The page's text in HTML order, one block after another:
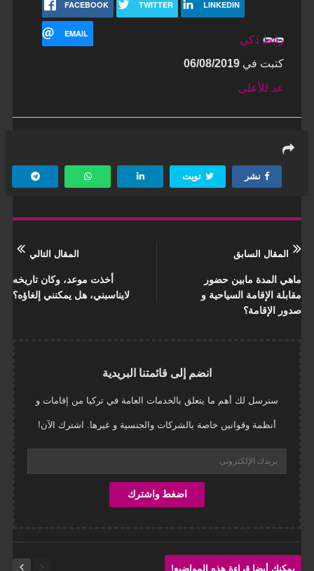
FACEBOOK TWITTER LINKEDIN
EMAIL
رابط ذكي
كتبت في 06/08/2019
عد للأعلى
نشر تويت
المقال السابق
ماهي المدة مابين حضور
مقابلة الإقامة السياحية و
صدور الإقامة؟
المقال التالي
أخذت موعد، وكان تاريخه
لايناسبني، هل يمكنني إلغاؤه؟
انضم إلى قائمتنا البريدية
سنرسل لك أهم ما يتعلق بالخدمات العامة في تركيا من إقامات و
أنظمة وقوانين خاصة بالشركات والجنسية و غيرها. اشترك الآن!
يمكنك أيضا قراءة هذه المواضيع!